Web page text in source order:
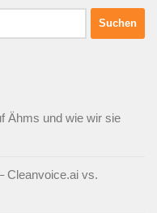
Ähms und wie wir sie
Cleanvoice.ai vs.